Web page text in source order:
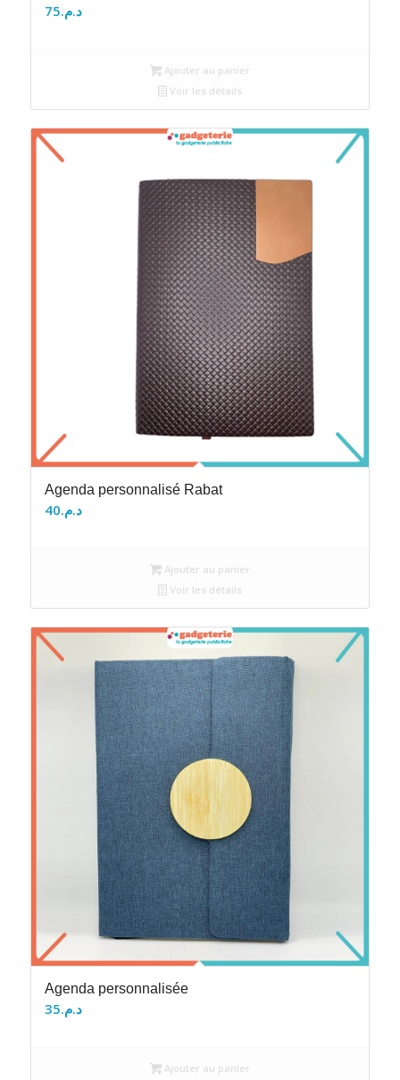
د.م.75
Ajouter au panier
Voir les détails
Agenda personnalisé Rabat
د.م.40
Ajouter au panier
Voir les détails
Agenda personnalisée
د.م.35
Ajouter au panier